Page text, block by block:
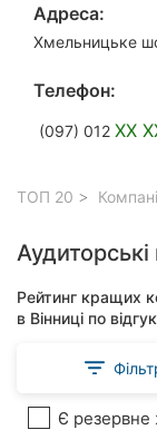
Адреса:
Хмельницьке
Телефон:
(097) 012 XX
ТОП 20
Аудиторські
Рейтинг кращих
в Вінниці по
Є